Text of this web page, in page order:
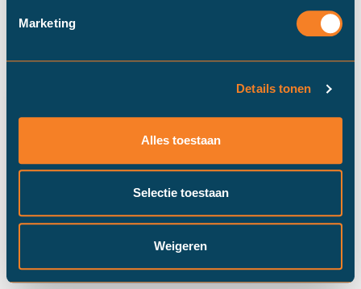
Marketing
Details tonen
Alles toestaan
Selectie toestaan
Weigeren
Duinstra Melis Makelaars maakt
gebruik van cookies om ervoor te
mogelijk draait​. Klik op “Prima!”, om
pas je instellingen via "cookie
Prima!